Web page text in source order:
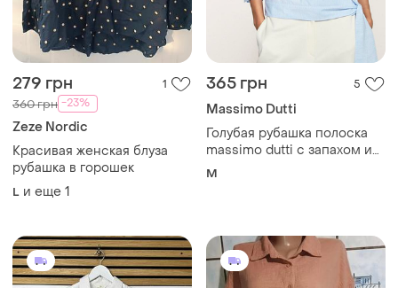
279 грн 1
360 грн -23%
Zeze Nordic
Красивая женская блуза
рубашка в горошек
L и еще 1
365 грн 5
Massimo Dutti
Голубая рубашка полоска
massimo dutti с запахом и
завязкой сбоку.
M